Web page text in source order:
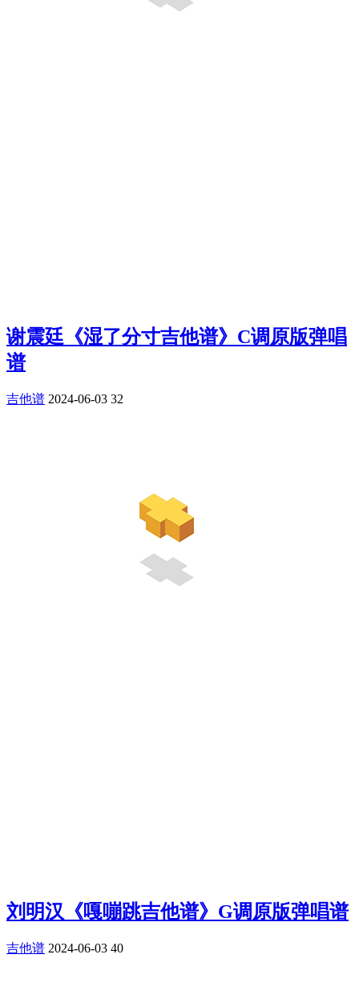
谢震廷《湿了分寸吉他谱》C调原版弹唱
谱
吉他谱 2024-06-03 32
刘明汉《嘎嘣跳吉他谱》G调原版弹唱谱
吉他谱 2024-06-03 40